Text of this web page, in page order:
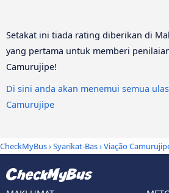
Setakat ini tiada rating diberikan di
yang pertama untuk memberi
Camurujipe!
Di sini anda akan menemui semua
Camurujipe
CheckMyBus›Syarikat-Bas› Viação